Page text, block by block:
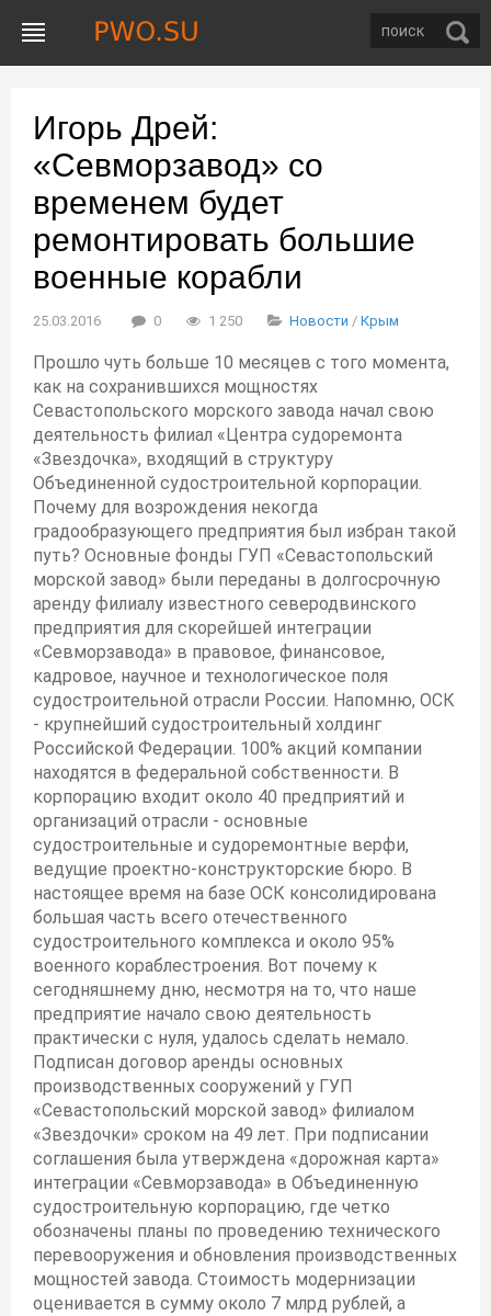
Игорь Дрей:
«Севморзавод» со
временем будет
ремонтировать большие
военные корабли
25.03.2016 0 1 250 Новости / Крым
Прошло чуть больше 10 месяцев с того момента,
как на сохранившихся мощностях
Севастопольского морского завода начал свою
деятельность филиал «Центра судоремонта
«Звездочка», входящий в структуру
Объединенной судостроительной корпорации.
Почему для возрождения некогда
градообразующего предприятия был избран такой
путь? Основные фонды ГУП «Севастопольский
морской завод» были переданы в долгосрочную
аренду филиалу известного северодвинского
предприятия для скорейшей интеграции
«Севморзавода» в правовое, финансовое,
кадровое, научное и технологическое поля
судостроительной отрасли России. Напомню, ОСК
- крупнейший судостроительный холдинг
Российской Федерации. 100% акций компании
находятся в федеральной собственности. В
корпорацию входит около 40 предприятий и
организаций отрасли - основные
судостроительные и судоремонтные верфи,
ведущие проектно-конструкторские бюро. В
настоящее время на базе ОСК консолидирована
большая часть всего отечественного
судостроительного комплекса и около 95%
военного кораблестроения. Вот почему к
сегодняшнему дню, несмотря на то, что наше
предприятие начало свою деятельность
практически с нуля, удалось сделать немало.
Подписан договор аренды основных
производственных сооружений у ГУП
«Севастопольский морской завод» филиалом
«Звездочки» сроком на 49 лет. При подписании
соглашения была утверждена «дорожная карта»
интеграции «Севморзавода» в Объединенную
судостроительную корпорацию, где четко
обозначены планы по проведению технического
перевооружения и обновления производственных
мощностей завода. Стоимость модернизации
оценивается в сумму около 7 млрд рублей, а